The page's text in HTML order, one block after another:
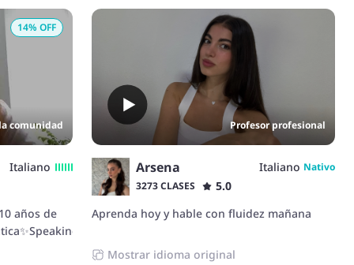
a escuchar
clara y
manera
clase a
escuchar, a
con
natural y
comunidad
14% OFF
Italiano
años de
Profesor profesional
Arsena Italiano Nativo
3273 CLASES
5.0
Aprenda hoy y hable con fluidez mañana
Mostrar idioma original